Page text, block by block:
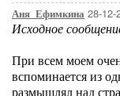
Аня_Ефимкина 28-12-
Исходное
При всем моем
вспоминается из
размышлял над